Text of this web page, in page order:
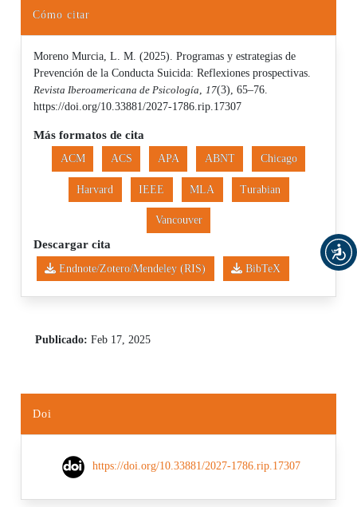
Cómo citar
Moreno Murcia, L. M. (2025). Programas y estrategias de
Prevención de la Conducta Suicida: Reflexiones prospectivas.
Revista Iberoamericana de Psicología
17(3), 65–76.
https://doi.org/10.33881/2027-1786.rip.17307
Más formatos de cita
ACM ACS APA ABNT Chicago
Harvard IEEE MLA Turabian
Vancouver
Descargar cita
Endnote/Zotero/Mendeley (RIS) BibTeX
Publicado: Feb 17, 2025
Doi
https://doi.org/10.33881/2027-1786.rip.17307